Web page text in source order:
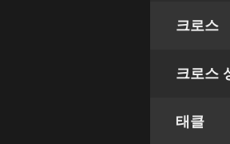
크로스
크로스
태클